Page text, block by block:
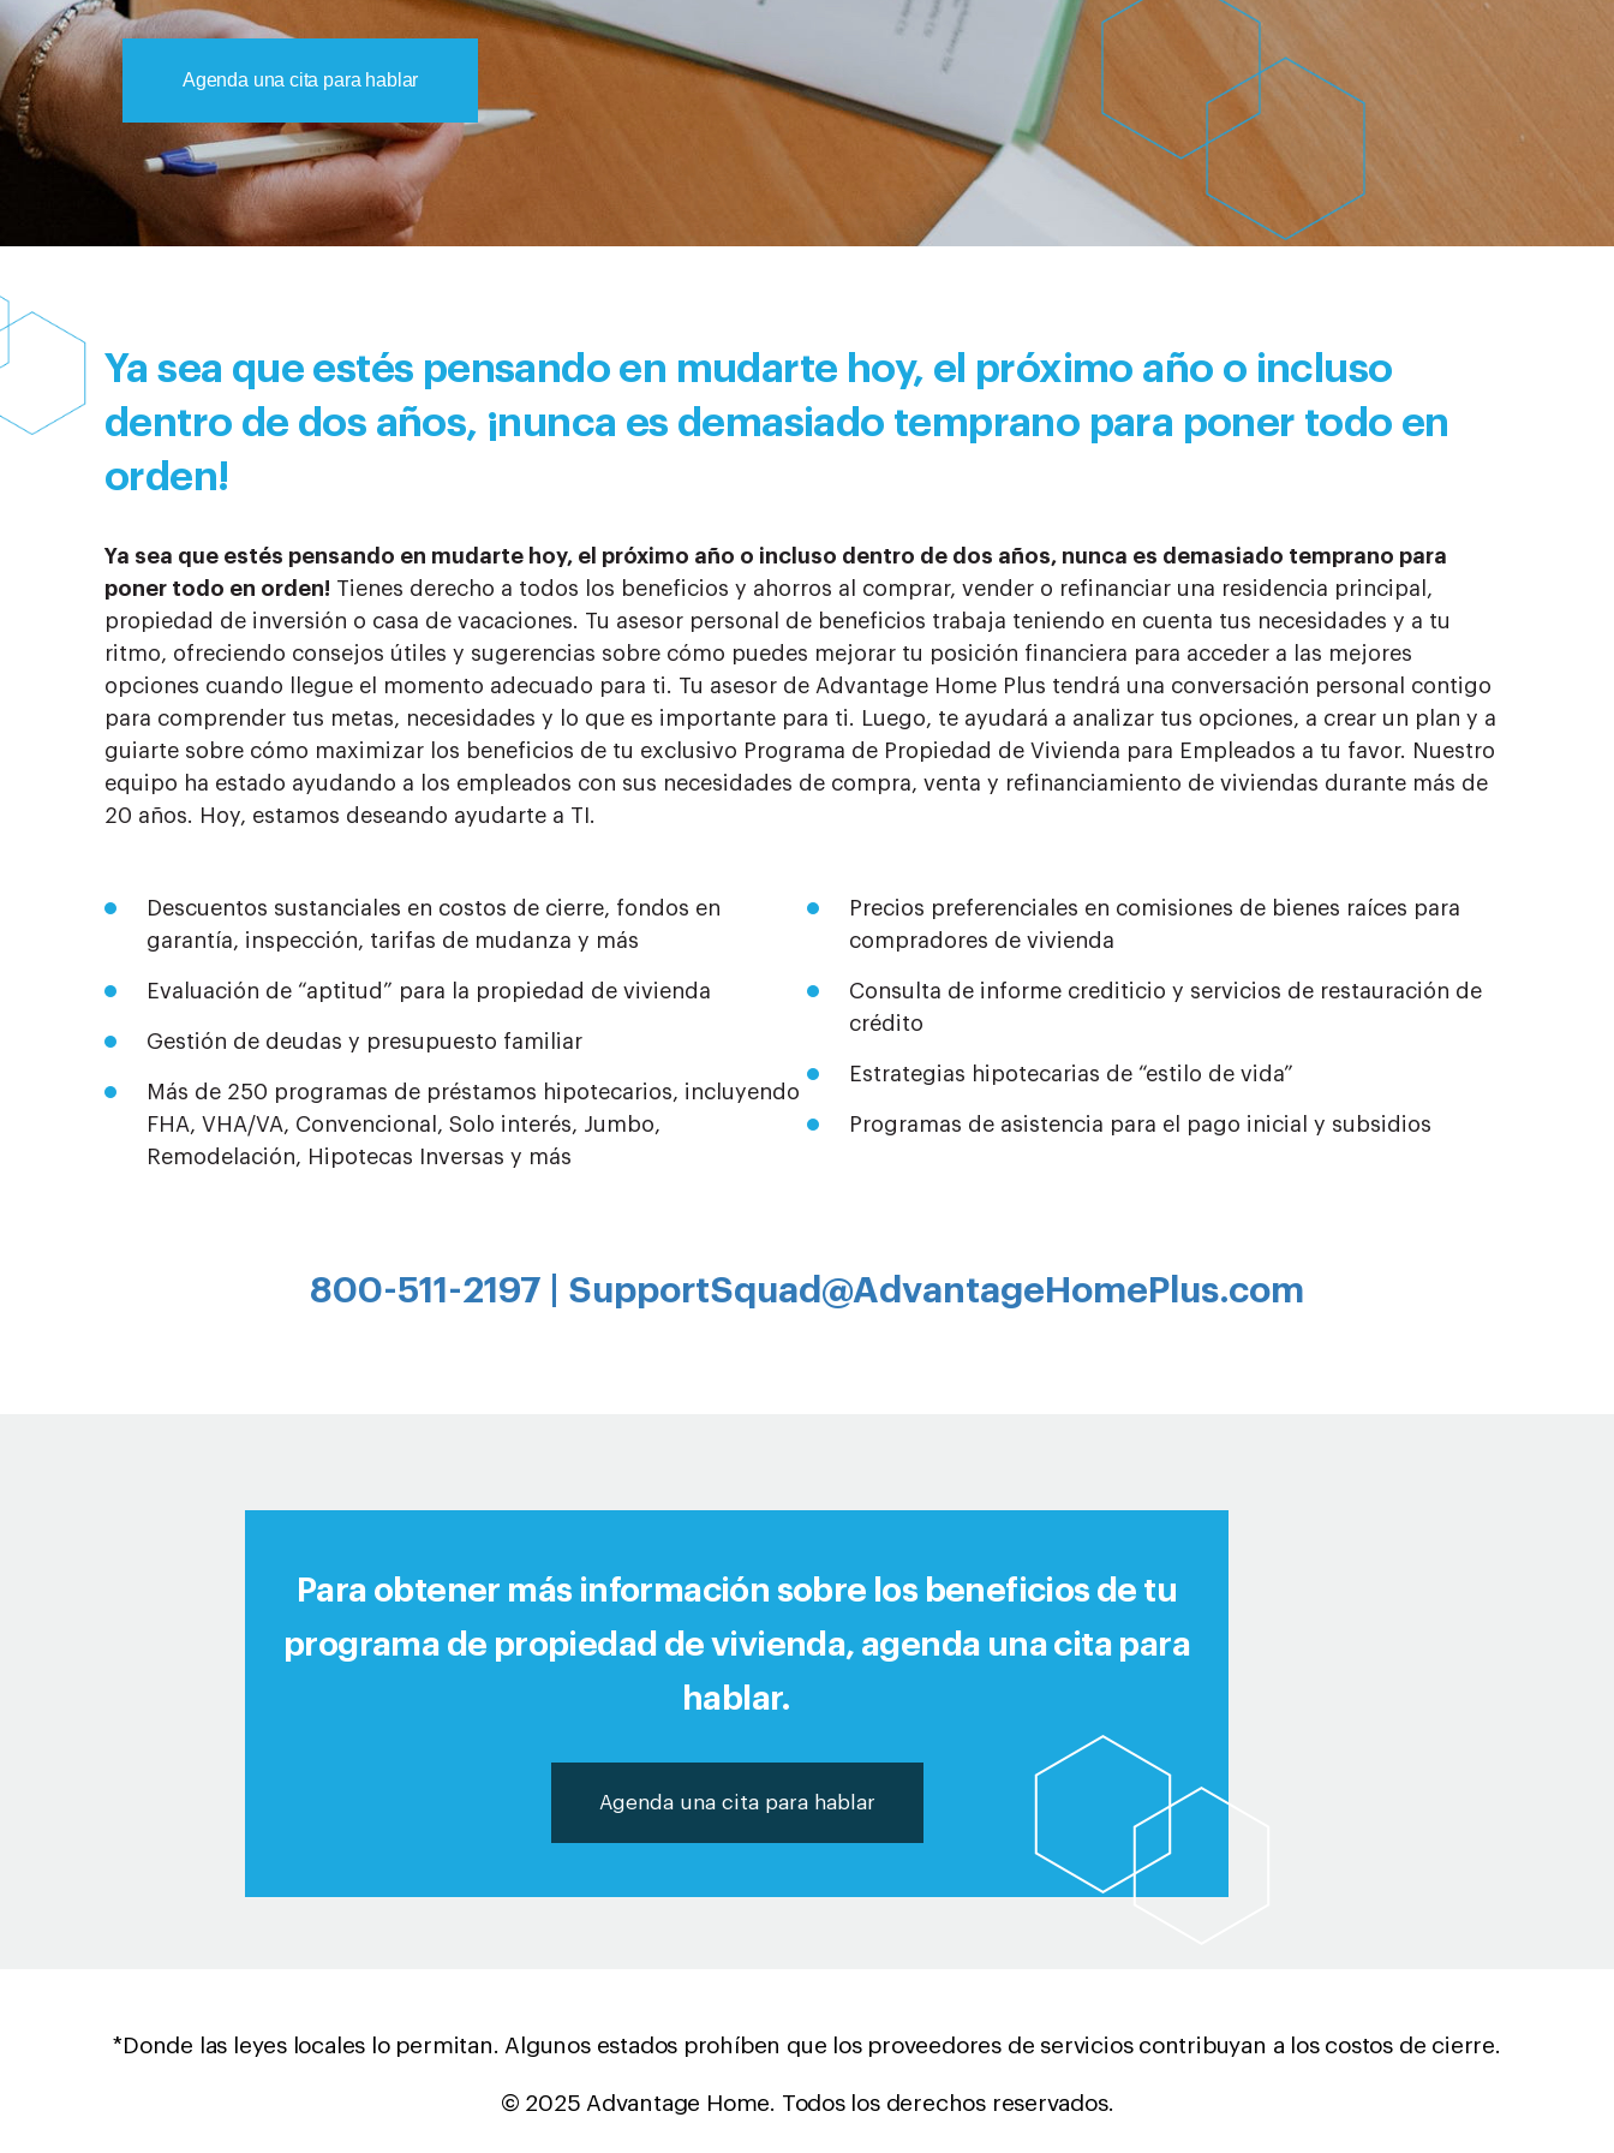
Agenda una cita para hablar
Ya sea que estés pensando en mudarte hoy, el próximo año o incluso
dentro de dos años, ¡nunca es demasiado temprano para poner todo en
orden!
Ya sea que estés pensando en mudarte hoy, el próximo año o incluso dentro de dos años, nunca es demasiado temprano para
poner todo en orden! Tienes derecho a todos los beneficios y ahorros al comprar, vender o refinanciar una residencia principal,
propiedad de inversión o casa de vacaciones. Tu asesor personal de beneficios trabaja teniendo en cuenta tus necesidades y a tu
ritmo, ofreciendo consejos útiles y sugerencias sobre cómo puedes mejorar tu posición financiera para acceder a las mejores
opciones cuando llegue el momento adecuado para ti. Tu asesor de Advantage Home Plus tendrá una conversación personal contigo
para comprender tus metas, necesidades y lo que es importante para ti. Luego, te ayudará a analizar tus opciones, a crear un plan y a
guiarte sobre cómo maximizar los beneficios de tu exclusivo Programa de Propiedad de Vivienda para Empleados a tu favor. Nuestro
equipo ha estado ayudando a los empleados con sus necesidades de compra, venta y refinanciamiento de viviendas durante más de
20 años. Hoy, estamos deseando ayudarte a TI.
Descuentos sustanciales en costos de cierre, fondos en
garantía, inspección, tarifas de mudanza y más
Evaluación de “aptitud” para la propiedad de vivienda
Gestión de deudas y presupuesto familiar
Más de 250 programas de préstamos hipotecarios, incluyendo
FHA, VHA/VA, Convencional, Solo interés, Jumbo,
Remodelación, Hipotecas Inversas y más
Precios preferenciales en comisiones de bienes raíces para
compradores de vivienda
Consulta de informe crediticio y servicios de restauración de
crédito
Estrategias hipotecarias de “estilo de vida”
Programas de asistencia para el pago inicial y subsidios
800-511-2197 | SupportSquad@AdvantageHomePlus.com
Para obtener más información sobre los beneficios de tu
programa de propiedad de vivienda, agenda una cita para
hablar.
Agenda una cita para hablar
*Donde las leyes locales lo permitan. Algunos estados prohíben que los proveedores de servicios contribuyan a los costos de cierre.
© 2025 Advantage Home. Todos los derechos reservados.